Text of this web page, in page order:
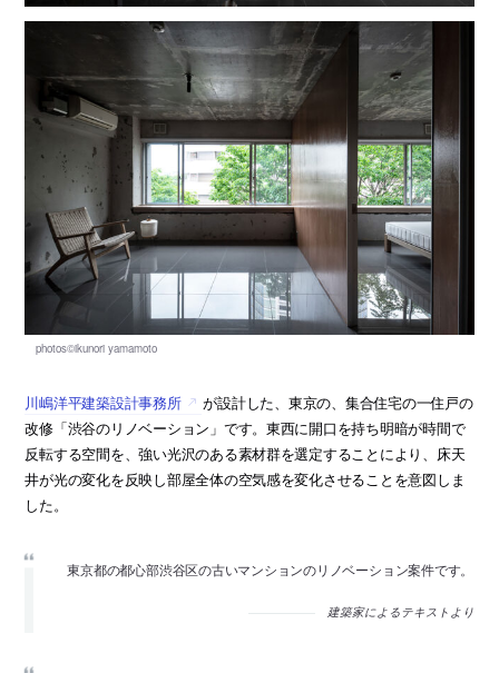
川嶋洋平建築設計事務所
が設計した、東京の、集合住宅の一住戸の
改修「渋谷のリノベーション」です。東西に開口を持ち明暗が時間で
反転する空間を、強い光沢のある素材群を選定することにより、床天
井が光の変化を反映し部屋全体の空気感を変化させることを意図しま
した。
東京都の都心部渋谷区の古いマンションのリノベーション案件です。
建築家によるテキストより